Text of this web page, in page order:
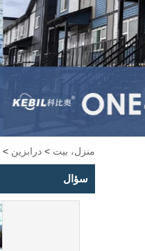
منزل، بيت > درابزين >
سؤال